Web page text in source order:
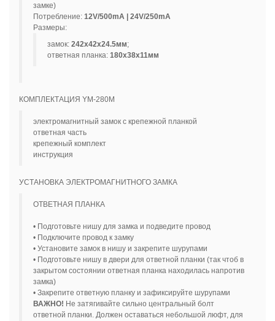
замке)
Потребление: 12V/500mA | 24V/250mA
Размеры:
замок: 242х42х24.5мм;
ответная планка: 180х38х11мм
КОМПЛЕКТАЦИЯ YM-280M
электромагнитный замок с крепежной планкой
ответная часть
крепежный комплект
инструкция
УСТАНОВКА ЭЛЕКТРОМАГНИТНОГО ЗАМКА
ОТВЕТНАЯ ПЛАНКА
• Подготовьте нишу для замка и подведите провод
• Подключите провод к замку
• Установите замок в нишу и закрепите шурупами
• Подготовьте нишу в двери для ответной планки (так чтоб в
закрытом состоянии ответная планка находилась напротив
замка)
• Закрепите ответную планку и зафиксируйте шурупами
ВАЖНО! Не затягивайте сильно центральный болт
ответной планки. Должен оставаться небольшой люфт, для